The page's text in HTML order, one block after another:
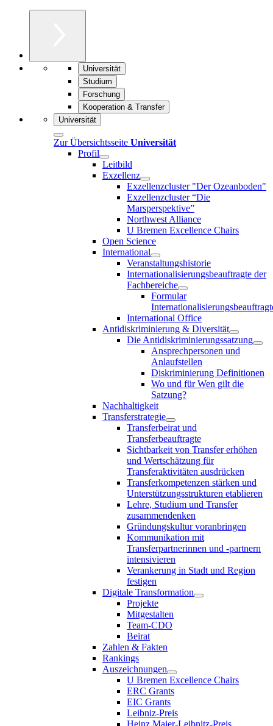
Universität
Studium
Forschung
Kooperation & Transfer
Universität
Zur Übersichtsseite Universität
Profil
Leitbild
Exzellenz
Exzellenzcluster "Der Ozeanboden"
Exzellenzcluster “Die
Marsperspektive”
Northwest Alliance
U Bremen Excellence Chairs
Open Science
International
Veranstaltungshistorie
Internationalisierungsbeauftragte der
Fachbereiche
Formular
International Office
Antidiskriminierung & Diversität
Die Antidiskriminierungssatzung
Ansprechpersonen und
Anlaufstellen
Diskriminierung Definitionen
Wo und für Wen gilt die
Satzung?
Nachhaltigkeit
Transferstrategie
Transferbeirat und
Transferbeauftragte
Sichtbarkeit von Transfer erhöhen
und Wertschätzung für
Transferaktivitäten ausdrücken
Transferkompetenzen stärken und
Unterstützungsstrukturen etablieren
Lehre, Studium und Transfer
zusammendenken
Gründungskultur voranbringen
Kommunikation mit
Transferpartnerinnen und -partnern
intensivieren
Verankerung in Stadt und Region
festigen
Digitale Transformation
Projekte
Mitgestalten
Team-CDO
Beirat
Zahlen & Fakten
Rankings
Auszeichnungen
U Bremen Excellence Chairs
ERC Grants
EIC Grants
Leibniz-Preis
Heinz Maier-Leibnitz-Preis